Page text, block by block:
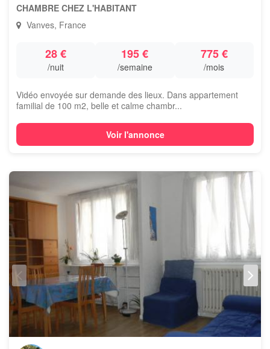
CHAMBRE CHEZ L'HABITANT
Vanves, France
28 €
/nuit
195 €
/semaine
775 €
/mois
Vidéo envoyée sur demande des lieux. Dans appartement
familial de 100 m2, belle et calme chambr...
Voir l'annonce